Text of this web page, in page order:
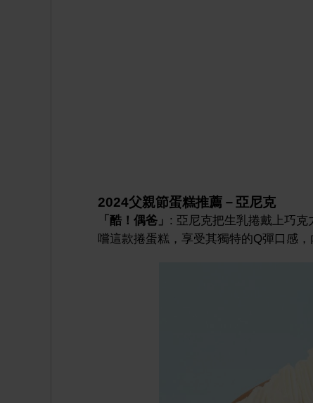
2024父親節蛋糕推薦－亞尼克
「酷！偶爸」 : 亞尼克把生乳捲戴上巧克
嚐這款捲蛋糕，享受其獨特的Q彈口感